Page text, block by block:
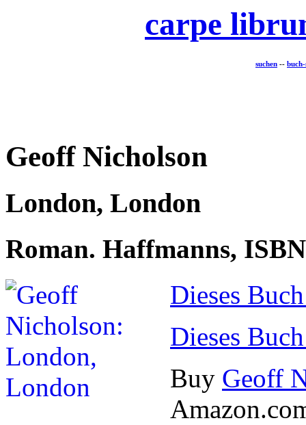
carpe
suchen --
Geoff Nicholson
London, London
Roman. Haffmanns,
Dieses
Dieses
Buy Geoff